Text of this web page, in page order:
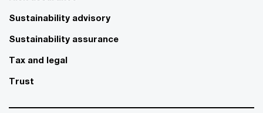
Sustainability advisory
Sustainability assurance
Tax and legal
Trust